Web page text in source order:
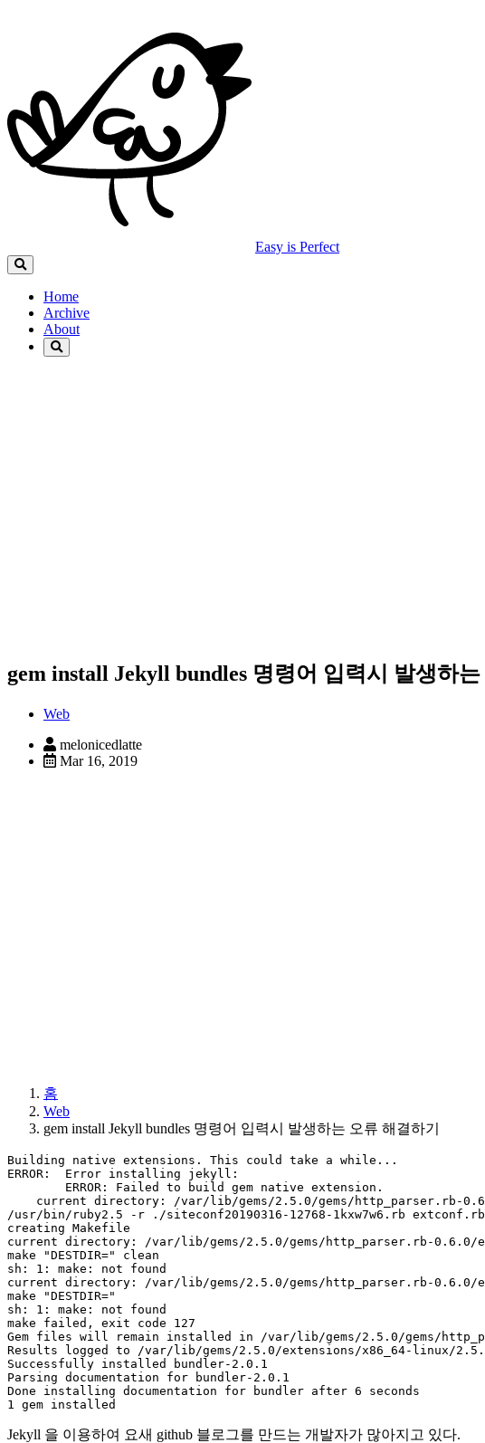
Easy is Perfect
Home
Archive
About
gem install Jekyll bundles 명령어 입력시 발생하는
Web
melonicedlatte
Mar 16, 2019
홈
Web
gem install Jekyll bundles 명령어 입력시 발생하는 오류 해결하기
Building native extensions. This could take a while...
ERROR:  Error installing jekyll:
ERROR: Failed to build gem native extension.
current directory: /var/lib/gems/2.5.0/gems/http_parser.rb-
/usr/bin/ruby2.5 -r ./siteconf20190316-12768-1kxw7w6.rb extconf.rb
creating Makefile
current directory: /var/lib/gems/2.5.0/gems/http_parser.rb-0.6.0/
make "DESTDIR=" clean
sh: 1: make: not found
current directory: /var/lib/gems/2.5.0/gems/http_parser.rb-0.6.0/
make "DESTDIR="
sh: 1: make: not found
make failed, exit code 127
Gem files will remain installed in /var/lib/gems/2.5.0/gems/
Results logged to /var/lib/gems/2.5.0/extensions/x86_64-linux/
Successfully installed bundler-2.0.1
Parsing documentation for bundler-2.0.1
Done installing documentation for bundler after 6 seconds
1 gem installed
Jekyll 을 이용하여 요새 github 블로그를 만드는 개발자가 많아지고 있다.